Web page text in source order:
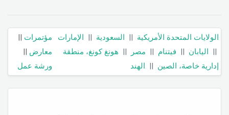
الولايات المتحدة الأمريكية || السعودية || الإمارات
|| اليابان || فيتنام || مصر || هونغ كونغ، منطقة
إدارية خاصة، الصين || الهند
مؤتمرات ||
معارض ||
ورشة عمل